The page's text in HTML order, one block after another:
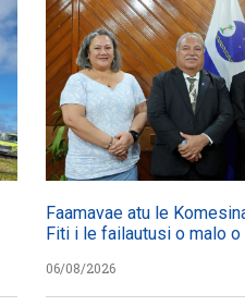
Faamavae atu le
Fiti i le failautusi o malo
06/08/2026